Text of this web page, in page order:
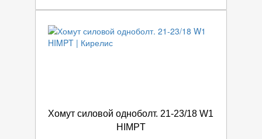
Хомут силовой одноболт. 21-23/18 W1
HIMPT